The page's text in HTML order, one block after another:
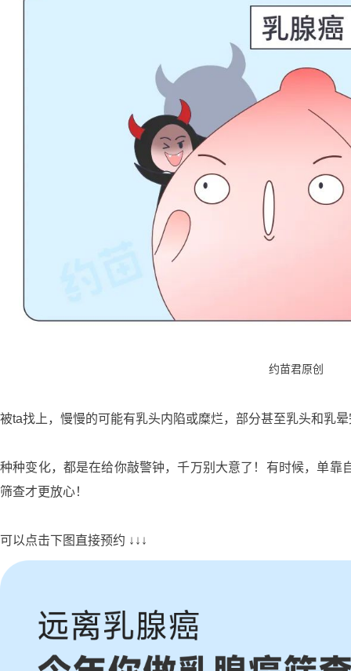
约苗君原创
被ta找上，慢慢的可能有乳头内陷或糜烂，部分甚至乳头和乳
种种变化，都是在给你敲警钟，千万别大意了！有时候，单靠
筛查才更放心！
可以点击下图直接预约 ↓↓↓